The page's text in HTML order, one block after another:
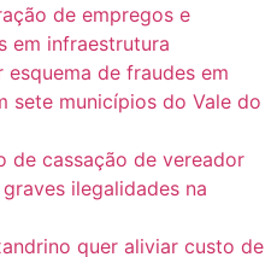
de empregos e
em infraestrutura
de fraudes em
sete municípios do Vale do
de cassação de vereador
ilegalidades na
quer aliviar custo de